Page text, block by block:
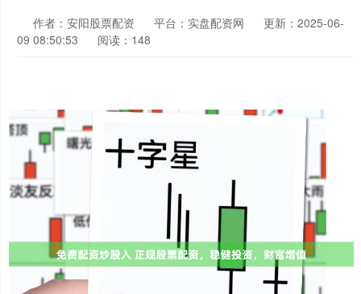
作者：安阳股票配资 平台：实盘配资网
更新：2025-06-
09 08:50:53
阅读：148